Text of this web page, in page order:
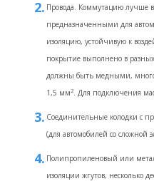
Провода. Коммутацию лучше
предназначенными для
изоляцию, устойчивую к
покрытие выполнено в
должны быть медными,
1,5 мм 2 . Для подключения
Соединительные колодки с
(для автомобилей со сложной
Полипропиленовый или
изоляции жгутов, несколько